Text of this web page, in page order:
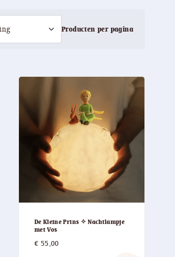
Producten per pagina
De Kleine Prins ✧ Nachtlampje
met Vos
€ 55,00